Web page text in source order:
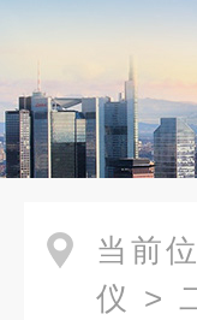
当前
仪 >